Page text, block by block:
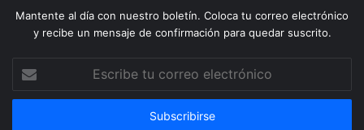
Mantente al día con nuestro boletín. Coloca tu correo electrónico
y recibe un mensaje de confirmación para quedar suscrito.
tu
correo